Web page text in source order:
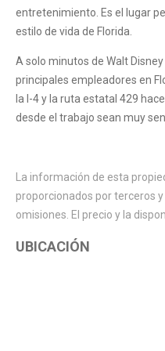
entretenimiento. Es el lugar
estilo de vida de Florida.
A solo minutos de Walt
principales empleadores en
la I-4 y la ruta estatal 429
desde el trabajo sean muy
La información de esta
proporcionados por terceros
omisiones. El precio y la
UBICACIÓN